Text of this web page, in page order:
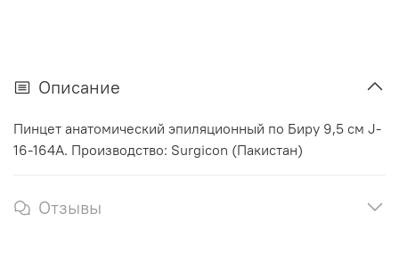
Описание
Пинцет анатомический эпиляционный по Биру 9,5 см J-
16-164A. Производство: Surgicon (Пакистан)
Отзывы